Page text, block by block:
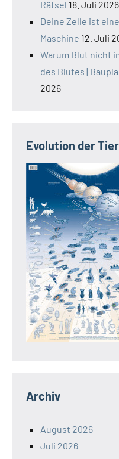
Rätsel 18. Juli 2026
Deine Zelle ist
Maschine 12. Juli
Warum Blut nicht
des Blutes |
2026
Evolution der
Archiv
August 2026
Juli 2026